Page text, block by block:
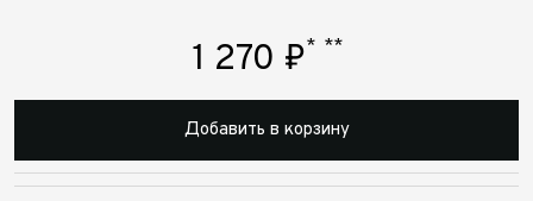
1 270 ₽* **
Добавить в корзину